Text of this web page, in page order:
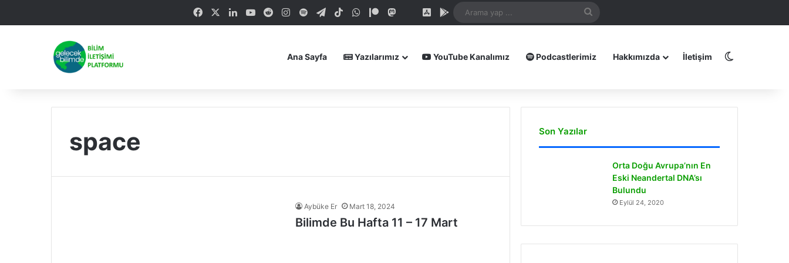
FacebookLinkedInYouTubeRedditInstagram
SpotifyTelegramTikTokWhatsApp
PatreonMastodonBlueskyiOS Uygulamamız
Android Uygulamamız
...
Ana Sayfa Yazılarımız YouTube Kanalımız Podcastlerimiz Hakkımızda İletişim
space
Aybüke Er Mart 18, 2024
Bilimde Bu Hafta 11 – 17 Mart
Son Yazılar
Orta Doğu Avrupa’nın En
Eski Neandertal DNA’sı
Bulundu
Eylül 24, 2020